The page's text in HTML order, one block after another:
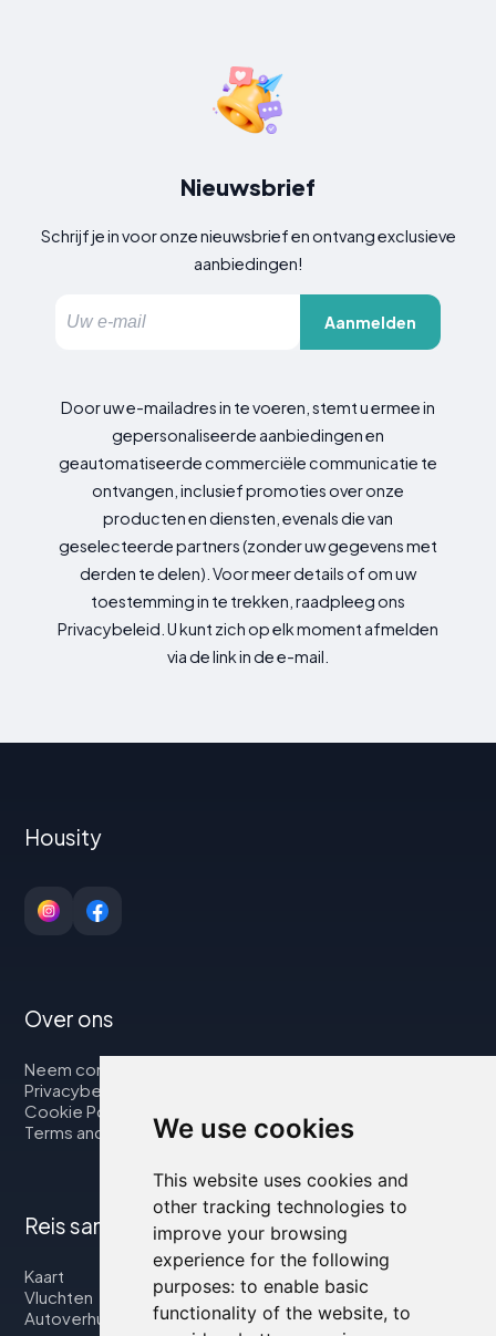
We use cookies
This website uses cookies and
other tracking technologies to
improve your browsing
experience for the following
purposes: to enable basic
functionality of the website, to
Nieuwsbrief
Schrijf je in voor onze nieuwsbrief en ontvang exclusieve
aanbiedingen!
Aanmelden
Door uw e-mailadres in te voeren, stemt u ermee in
gepersonaliseerde aanbiedingen en
geautomatiseerde commerciële communicatie te
ontvangen, inclusief promoties over onze
producten en diensten, evenals die van
geselecteerde partners (zonder uw gegevens met
derden te delen). Voor meer details of om uw
toestemming in te trekken, raadpleeg ons
Privacybeleid. U kunt zich op elk moment afmelden
via de link in de e-mail.
Housity
Over ons
Neem contact op met
Privacybeleid
Cookie Policy
Terms and Conditions
Reis samen met ons
Kaart
Vluchten
Autoverhuur